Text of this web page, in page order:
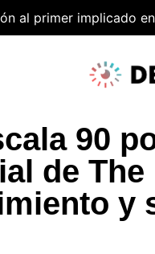
al primer implicado
90
de
y